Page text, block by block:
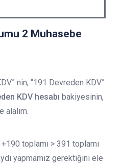
2 Muhasebe
nin, “191 Devreden KDV”
KDV hesabı bakiyesinin,
alalım.
toplamı > 391 toplamı
yapmamız gerektiğini ele